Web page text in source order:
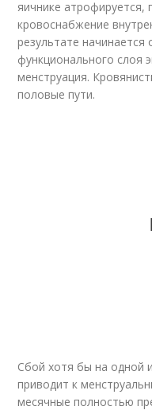
яичнике
кровоснабжение
результате
функционального слоя
менструация.
половые пути.
Сбой хотя бы на одной
приводит к
месячные полностью